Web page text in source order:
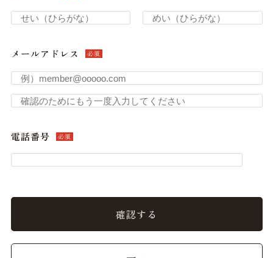
メールアドレス 必須
電話番号 必須
確認する